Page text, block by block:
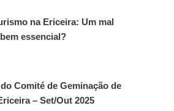
na Ericeira: Um mal
essencial?
Comité de Geminação de
– Set/Out 2025